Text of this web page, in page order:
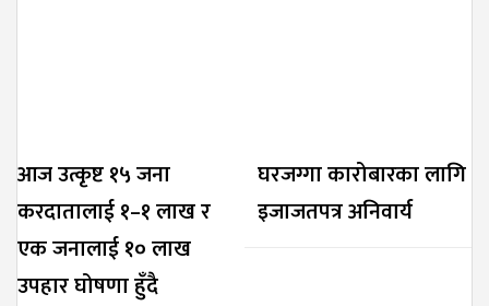
आज उत्कृष्ट १५ जना
करदातालाई १–१ लाख र
एक जनालाई १० लाख
उपहार घोषणा हुँदै
घरजग्गा कारोबारका लागि
इजाजतपत्र अनिवार्य